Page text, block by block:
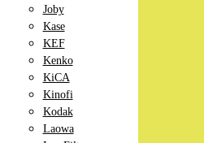
Joby
Kase
KEF
Kenko
KiCA
Kinofi
Kodak
Laowa